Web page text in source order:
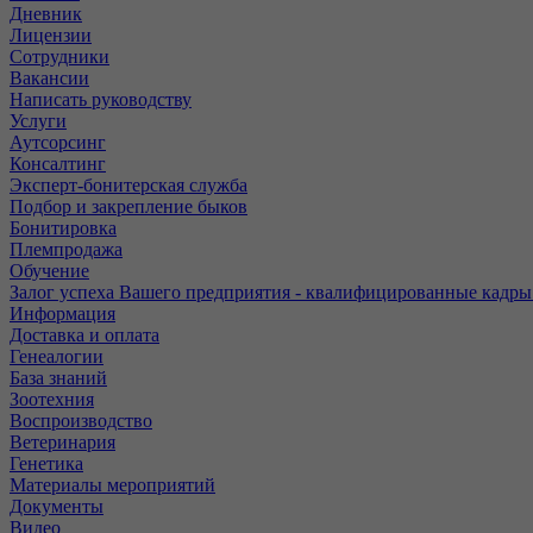
Дневник
Лицензии
Сотрудники
Вакансии
Написать руководству
Услуги
Аутсорсинг
Консалтинг
Эксперт-бонитерская служба
Подбор и закрепление быков
Бонитировка
Племпродажа
Обучение
Залог успеха Вашего предприятия - квалифицированные
Информация
Доставка и оплата
Генеалогии
База знаний
Зоотехния
Воспроизводство
Ветеринария
Генетика
Материалы мероприятий
Документы
Видео